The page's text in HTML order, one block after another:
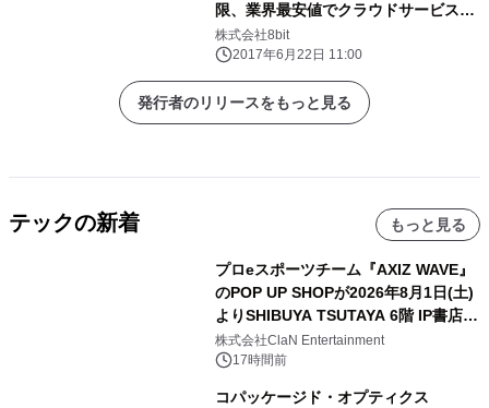
限、業界最安値でクラウドサービスを
提供開始
株式会社8bit
2017年6月22日 11:00
発行者のリリースをもっと見る
テックの新着 もっと見る
プロeスポーツチーム『AXIZ WAVE』
のPOP UP SHOPが2026年8月1日(土)
よりSHIBUYA TSUTAYA 6階 IP書店で
開催決定！！
株式会社ClaN Entertainment
17時間前
コパッケージド・オプティクス